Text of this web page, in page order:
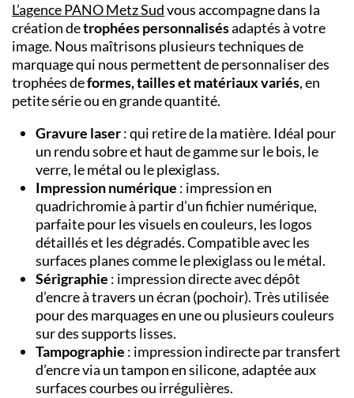
L’agence PANO Metz Sudvous accompagne dans la
création detrophées personnalisésadaptés à votre
image. Nous maîtrisons plusieurs techniques de
marquage qui nous permettent de personnaliser des
trophées deformes, tailles et matériaux variés, en
petite série ou en grande quantité.
Gravure laser: qui retire de la matière. Idéal pour
un rendu sobre et haut de gamme sur le bois, le
verre, le métal ou le plexiglass.
Impression numérique : impression en
quadrichromie à partir d’un fichier numérique,
parfaite pour les visuels en couleurs, les logos
détaillés et les dégradés. Compatible avec les
surfaces planes comme le plexiglass ou le métal.
Sérigraphie : impression directe avec dépôt
d’encre à travers un écran (pochoir). Très utilisée
pour des marquages en une ou plusieurs couleurs
sur des supports lisses.
Tampographie : impression indirecte par transfert
d’encre via un tampon en silicone, adaptée aux
surfaces courbes ou irrégulières.